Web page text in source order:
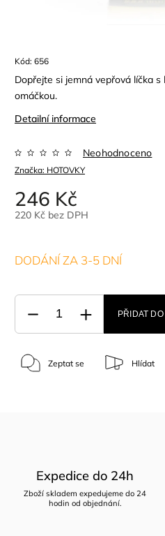
Kód: 656
Dopřejte si jemná vepřová líčka
omáčkou.
Detailní informace
Značka: HOTOVKY
Neohodnoceno
246 Kč
220 Kč bez DPH
DODÁNÍ ZA 3-5 DNÍ
PŘIDAT
Zeptat se Hlídat
Expedice do 24h
Zboží skladem expedujeme do 24
hodin od objednání.